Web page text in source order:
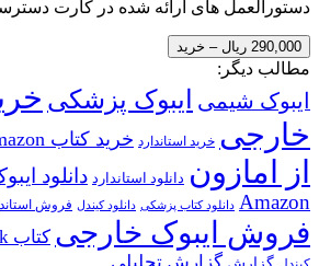
دستورالعمل های ارائه شده در کارت
290,000 ریال – خرید
مطالب دیگر:
ایبوک شیمی ایبوک پزشکی
خارجی خرید استاندارد خرید کتاب amazon
از امازون دانلود استاندارد دانلود
Amazon دانلود کتاب پزشکی دانلود کیندل فروش
فروش ایبوک خارجی کتاب eBook